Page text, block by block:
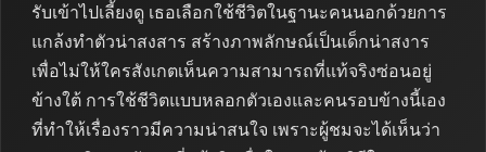
รับเข้าไปเลี้ยงดู เธอเลือกใช้ชีวิตในฐานะคนนอกด้วยการ
แกล้งทำตัวน่าสงสาร สร้างภาพลักษณ์เป็นเด็กน่าสงาร
เพื่อไม่ให้ใครสังเกตเห็นความสามารถที่แท้จริงซ่อนอยู่
ข้างใต้ การใช้ชีวิตแบบหลอกตัวเองและคนรอบข้างนี้เอง
ที่ทำให้เรื่องราวมีความน่าสนใจ เพราะผู้ชมจะได้เห็นว่า